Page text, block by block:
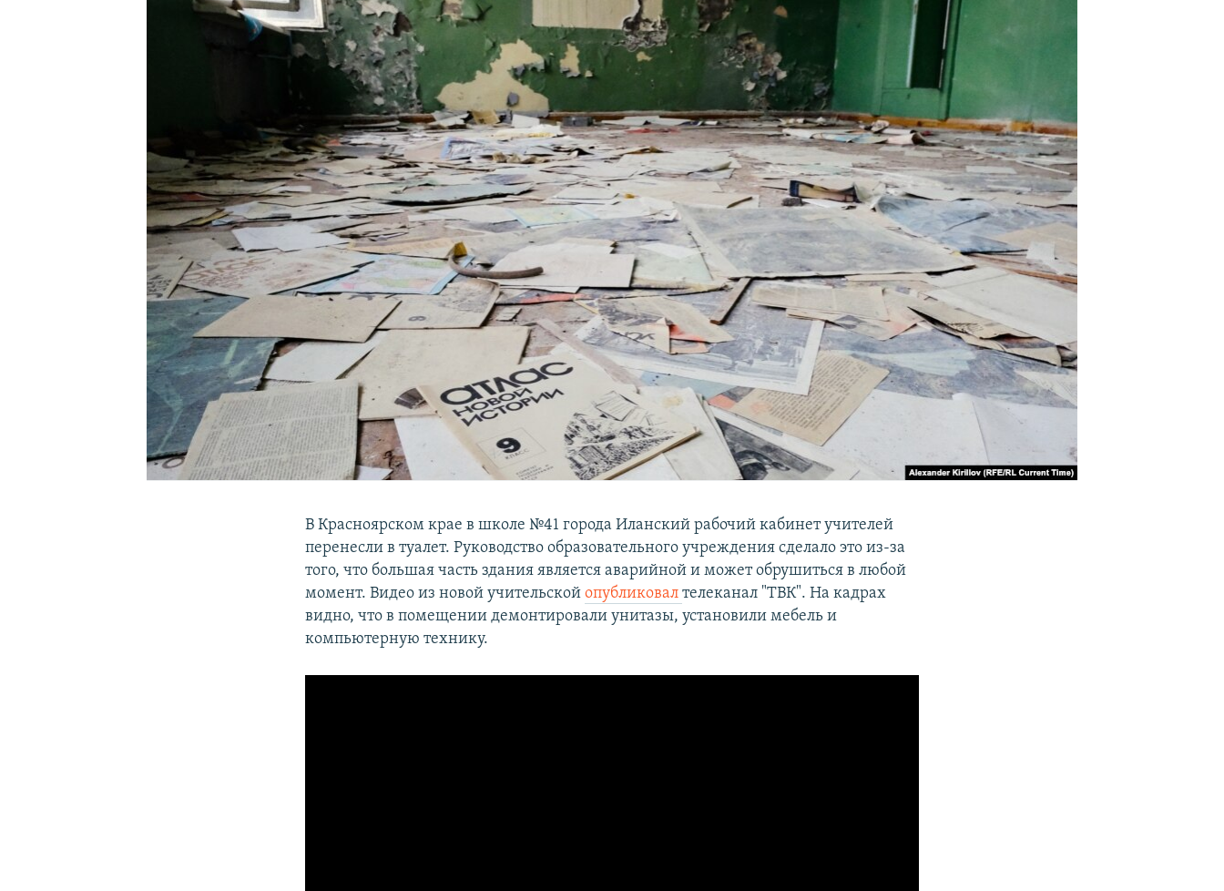
В Красноярском крае в школе №41 города Иланский рабочий кабинет учителей
перенесли в туалет. Руководство образовательного учреждения сделало это из-за
того, что большая часть здания является аварийной и может обрушиться в любой
момент. Видео из новой учительскойопубликовалтелеканал "ТВК". На кадрах
видно, что в помещении демонтировали унитазы, установили мебель и
компьютерную технику.